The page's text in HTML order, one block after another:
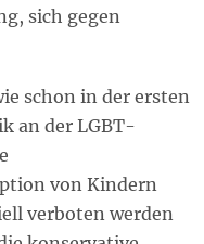
sich gegen
schon in der ersten
an der LGBT-
von Kindern
verboten werden